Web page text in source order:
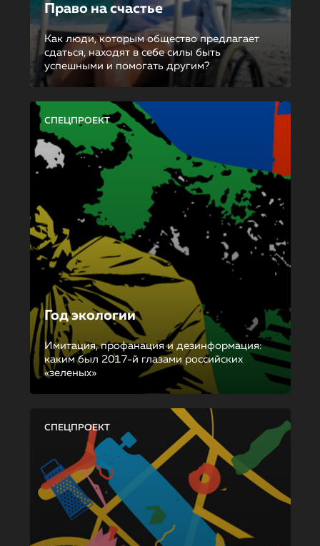
Право на счастье
Как люди, которым общество предлагает
сдаться, находят в себе силы быть
успешными и помогать другим?
СПЕЦПРОЕКТ
Год экологии
Имитация, профанация и дезинформация:
каким был 2017-й глазами российских
«зеленых»
СПЕЦПРОЕКТ